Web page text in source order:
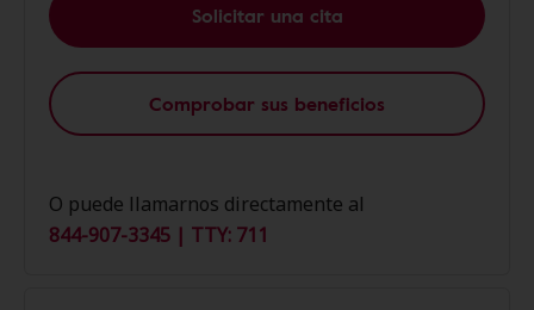
Solicitar una cita
Comprobar sus beneficios
O puede llamarnos directamente al
844-907-3345 | TTY: 711